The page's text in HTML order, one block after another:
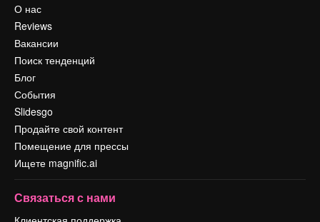
О нас
Reviews
Вакансии
Поиск тенденций
Блог
События
Slidesgo
Продайте свой контент
Помещение для прессы
Ищете magnific.ai
Связаться с нами